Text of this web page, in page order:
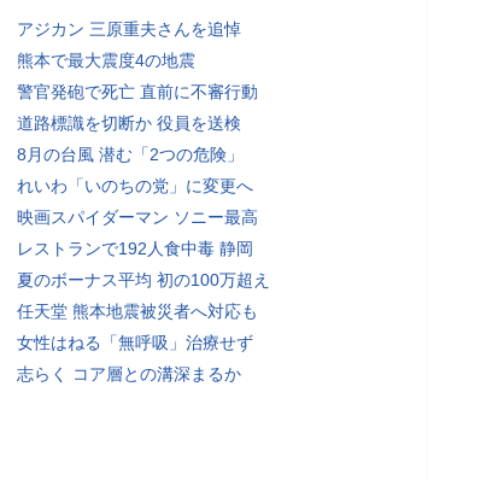
アジカン 三原重夫さんを追悼
熊本で最大震度4の地震
警官発砲で死亡 直前に不審行動
道路標識を切断か 役員を送検
8月の台風 潜む「2つの危険」
れいわ「いのちの党」に変更へ
映画スパイダーマン ソニー最高
レストランで192人食中毒 静岡
夏のボーナス平均 初の100万超え
任天堂 熊本地震被災者へ対応も
女性はねる「無呼吸」治療せず
志らく コア層との溝深まるか